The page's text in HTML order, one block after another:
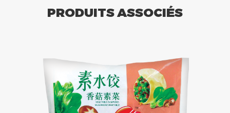
PRODUITS ASSOCIÉS